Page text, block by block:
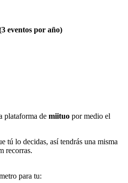
eventos por año)
plataforma de miituo por medio el
tú lo decidas, así tendrás una misma
recorras.
para tu: